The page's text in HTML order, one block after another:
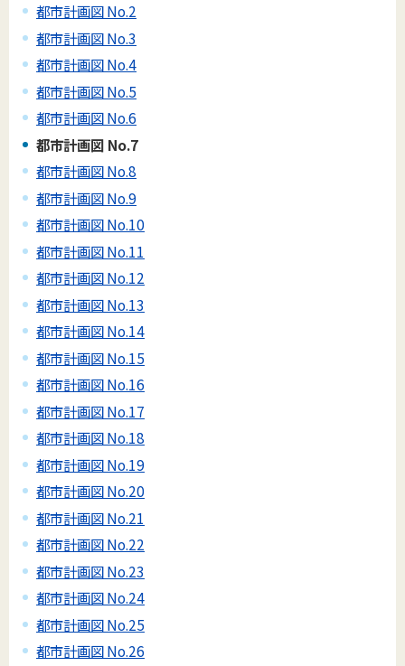
都市計画図 No.2
都市計画図 No.3
都市計画図 No.4
都市計画図 No.5
都市計画図 No.6
都市計画図 No.7
都市計画図 No.8
都市計画図 No.9
都市計画図 No.10
都市計画図 No.11
都市計画図 No.12
都市計画図 No.13
都市計画図 No.14
都市計画図 No.15
都市計画図 No.16
都市計画図 No.17
都市計画図 No.18
都市計画図 No.19
都市計画図 No.20
都市計画図 No.21
都市計画図 No.22
都市計画図 No.23
都市計画図 No.24
都市計画図 No.25
都市計画図 No.26